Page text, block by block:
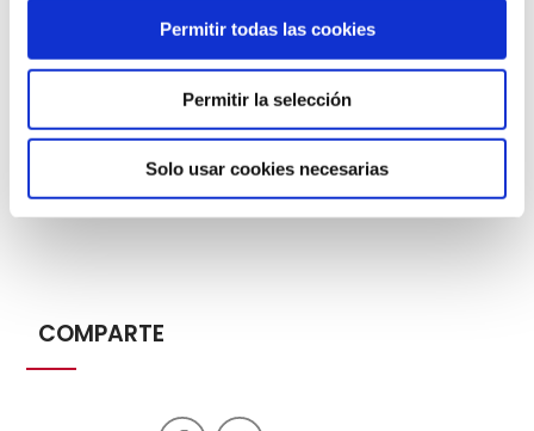
Permitir todas las cookies
Permitir la selección
Solo usar cookies necesarias
• Lugar: Museo de Reproducciones de Bilbao
• Entrada libre, sin necesidad de reserva previa.
COMPARTE